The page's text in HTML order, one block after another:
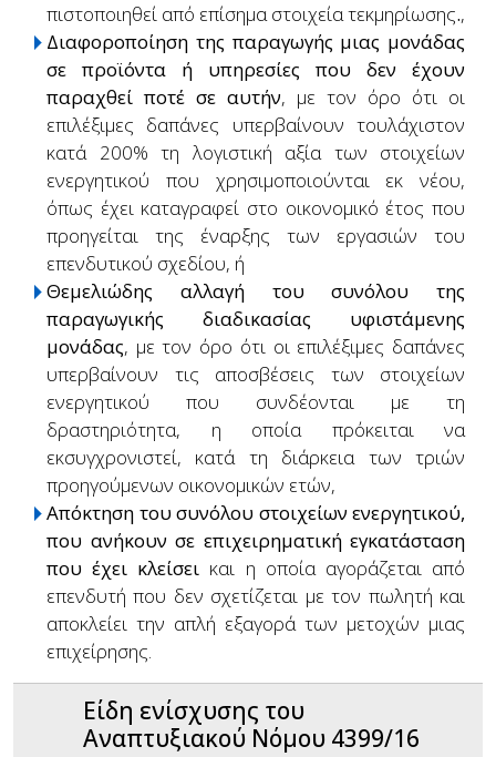
πιστοποιηθεί από επίσημα στοιχεία τεκμηρίωσης.,
Διαφοροποίηση της παραγωγής μιας μονάδας
σε προϊόντα ή υπηρεσίες που δεν έχουν
παραχθεί ποτέ σε αυτήν, με τον όρο ότι οι
επιλέξιμες δαπάνες υπερβαίνουν τουλάχιστον
κατά 200% τη λογιστική αξία των στοιχείων
ενεργητικού που χρησιμοποιούνται εκ νέου,
όπως έχει καταγραφεί στο οικονομικό έτος που
προηγείται της έναρξης των εργασιών του
επενδυτικού σχεδίου, ή
Θεμελιώδης αλλαγή του συνόλου της
παραγωγικής διαδικασίας υφιστάμενης
μονάδας, με τον όρο ότι οι επιλέξιμες δαπάνες
υπερβαίνουν τις αποσβέσεις των στοιχείων
ενεργητικού που συνδέονται με τη
δραστηριότητα, η οποία πρόκειται να
εκσυγχρονιστεί, κατά τη διάρκεια των τριών
προηγούμενων οικονομικών ετών,
Απόκτηση του συνόλου στοιχείων ενεργητικού,
που ανήκουν σε επιχειρηματική εγκατάσταση
που έχει κλείσει και η οποία αγοράζεται από
επενδυτή που δεν σχετίζεται με τον πωλητή και
αποκλείει την απλή εξαγορά των μετοχών μιας
επιχείρησης.
Είδη ενίσχυσης του
Αναπτυξιακού Νόμου 4399/16